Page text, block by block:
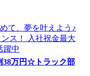
38万円☆トラック部